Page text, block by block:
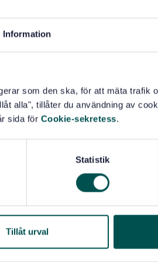
Information
som den ska, för att mäta trafik
alla", tillåter du användning av
sida för Cookie-sekretess.
Statistik
Tillåt urval